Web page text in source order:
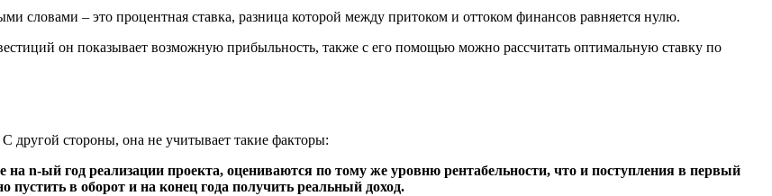
словами – это процентная ставка, разница которой между притоком и оттоком финансов равняется нулю.
он показывает возможную прибыльность, также с его помощью можно рассчитать оптимальную ставку по
другой стороны, она не учитывает такие факторы:
n-ый год реализации проекта, оцениваются по тому же уровню рентабельности, что и поступления в первый
пустить в оборот и на конец года получить реальный доход.